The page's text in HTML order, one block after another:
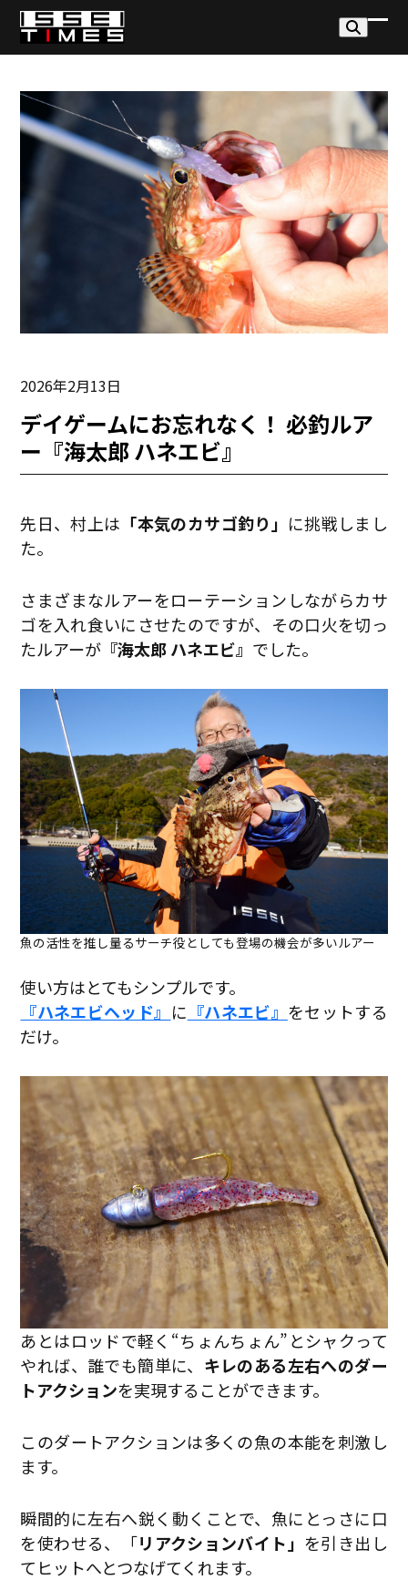
Skip
content
モ
イ
ル
メ
ニ
ュ
ー
開
く
モ
イ
ル
メ
ニ
ュ
ー
閉
じ
2026年2月13日
デイゲームにお忘れなく！ 必釣ルア
ー『海太郎 ハネエビ』
先日、村上は 「本気のカサゴ釣り」 に挑戦しまし
た。
さまざまなルアーをローテーションしながらカサ
ゴを入れ食いにさせたのですが、その口火を切っ
たルアーが 『海太郎 ハネエビ』 でした。
魚の活性を推し量るサーチ役としても登場の機会が多いルアー
使い方はとてもシンプルです。
『ハネエビヘッド』 に 『ハネエビ』 をセットする
だけ。
あとはロッドで軽く“ちょんちょん”とシャクって
やれば、誰でも簡単に、 キレのある左右へのダー
トアクションを実現することができます。
このダートアクションは多くの魚の本能を刺激し
ます。
瞬間的に左右へ鋭く動くことで、魚にとっさに口
を使わせる、「リアクションバイト」 を引き出し
てヒットへとつなげてくれます。